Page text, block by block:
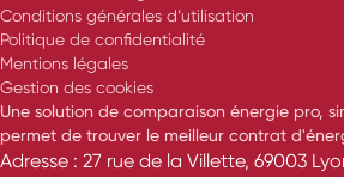
Conditions générales d’utilisation
Politique de confidentialité
Mentions légales
Gestion des cookies
Une solution de comparaison énergie pro,
permet de trouver le meilleur contrat
Adresse : 27 rue de la Villette, 69003